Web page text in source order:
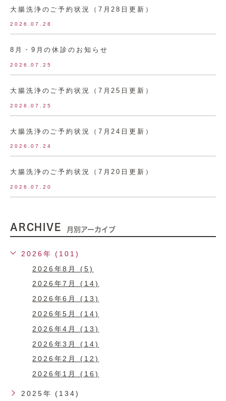
大腸洗浄のご予約状況（7月28日更新）
2026.07.28
8月・9月の休診のお知らせ
2026.07.25
大腸洗浄のご予約状況（7月25日更新）
2026.07.25
大腸洗浄のご予約状況（7月24日更新）
2026.07.24
大腸洗浄のご予約状況（7月20日更新）
2026.07.20
ARCHIVE 月別アーカイブ
2026年 (101)
2026年8月 (5)
2026年7月 (14)
2026年6月 (13)
2026年5月 (14)
2026年4月 (13)
2026年3月 (14)
2026年2月 (12)
2026年1月 (16)
2025年 (134)